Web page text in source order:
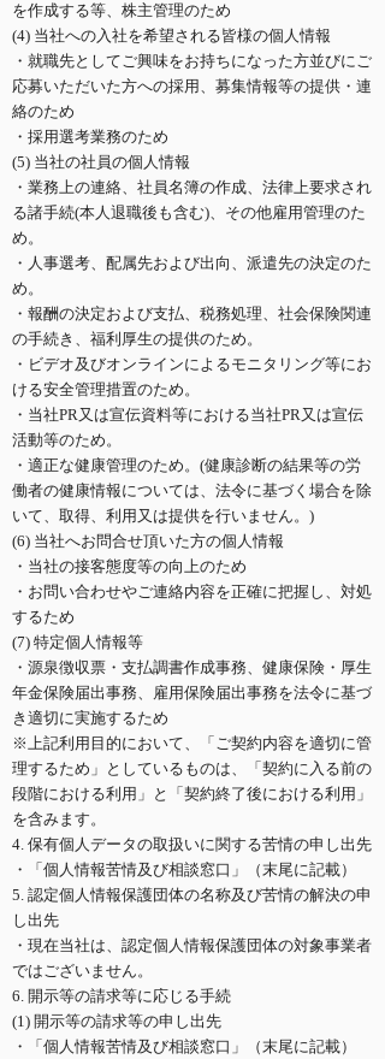
を作成する等、株主管理のため
(4) 当社への入社を希望される皆様の個人情報
・就職先としてご興味をお持ちになった方並びにご
応募いただいた方への採用、募集情報等の提供・連
絡のため
・採用選考業務のため
(5) 当社の社員の個人情報
・業務上の連絡、社員名簿の作成、法律上要求され
る諸手続(本人退職後も含む)、その他雇用管理のた
め。
・人事選考、配属先および出向、派遣先の決定のた
め。
・報酬の決定および支払、税務処理、社会保険関連
の手続き、福利厚生の提供のため。
・ビデオ及びオンラインによるモニタリング等にお
ける安全管理措置のため。
・当社PR又は宣伝資料等における当社PR又は宣伝
活動等のため。
・適正な健康管理のため。(健康診断の結果等の労
働者の健康情報については、法令に基づく場合を除
いて、取得、利用又は提供を行いません。)
(6) 当社へお問合せ頂いた方の個人情報
・当社の接客態度等の向上のため
・お問い合わせやご連絡内容を正確に把握し、対処
するため
(7) 特定個人情報等
・源泉徴収票・支払調書作成事務、健康保険・厚生
年金保険届出事務、雇用保険届出事務を法令に基づ
き適切に実施するため
※上記利用目的において、「ご契約内容を適切に管
理するため」としているものは、「契約に入る前の
段階における利用」と「契約終了後における利用」
を含みます。
4. 保有個人データの取扱いに関する苦情の申し出先
・「個人情報苦情及び相談窓口」（末尾に記載）
5. 認定個人情報保護団体の名称及び苦情の解決の申
し出先
・現在当社は、認定個人情報保護団体の対象事業者
ではございません。
6. 開示等の請求等に応じる手続
(1) 開示等の請求等の申し出先
・「個人情報苦情及び相談窓口」（末尾に記載）